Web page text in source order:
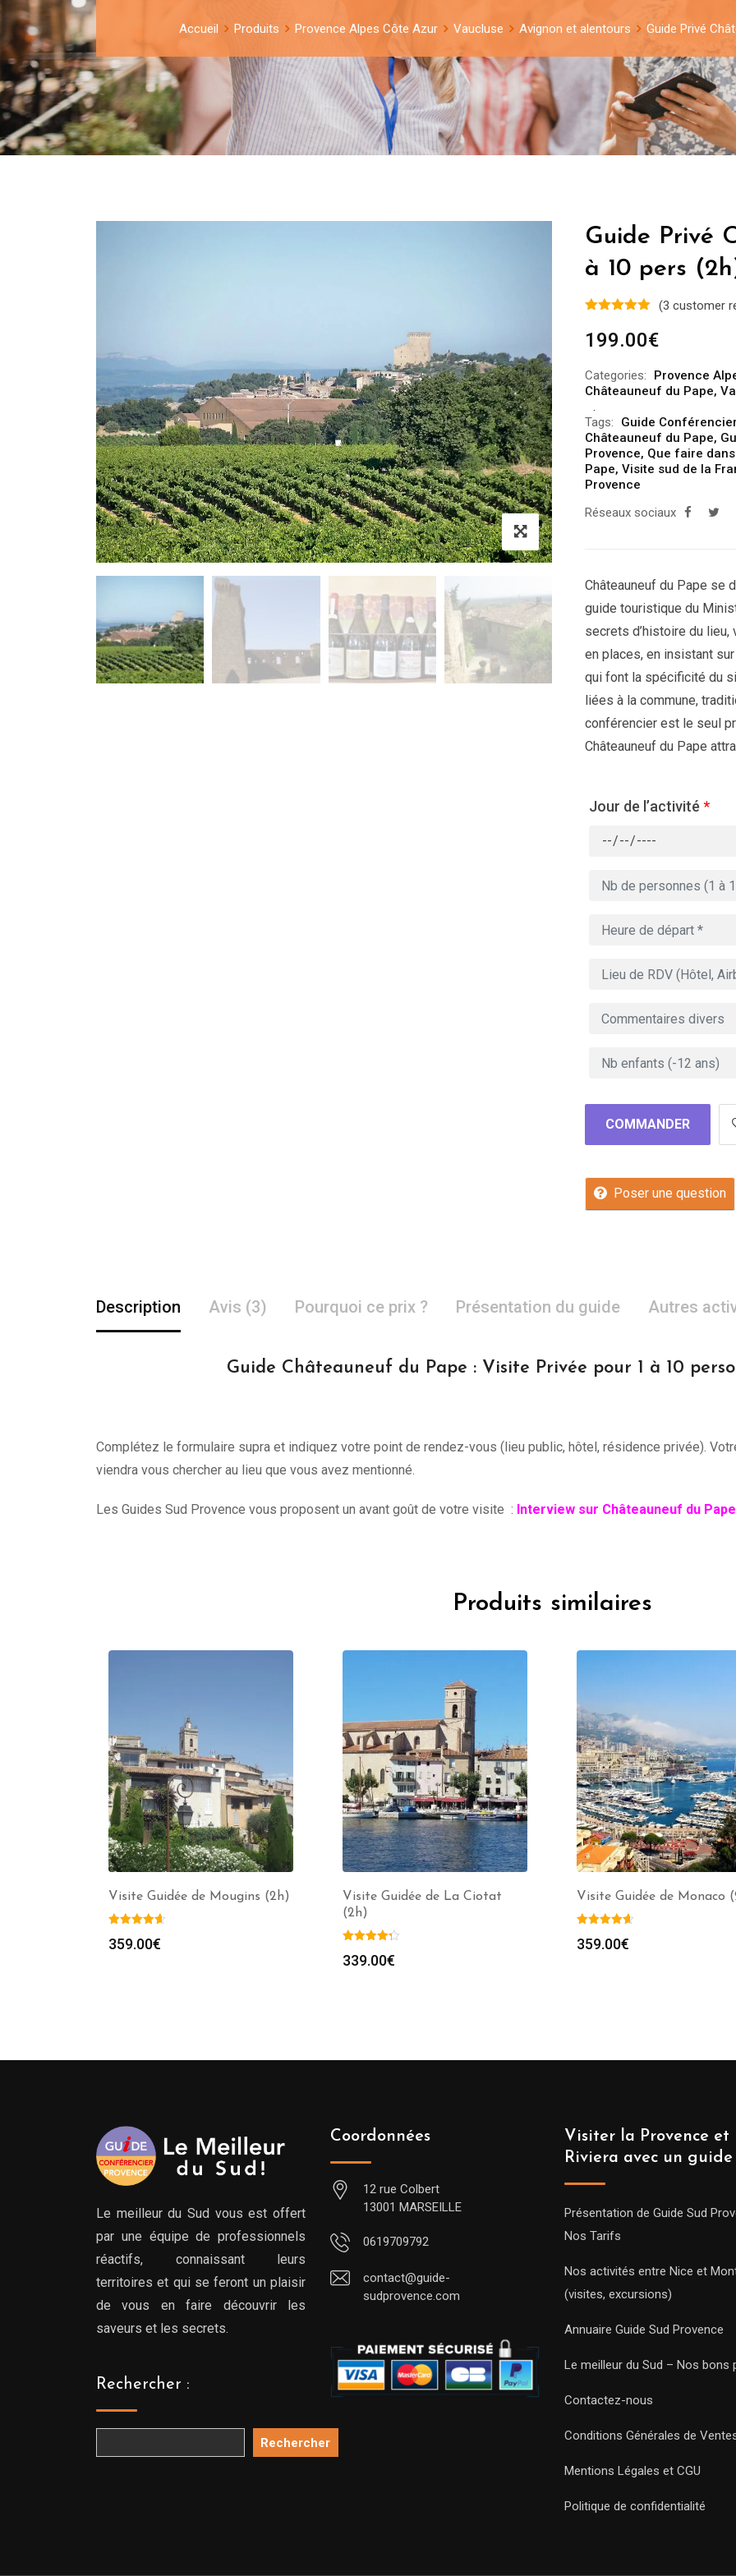
Accueil Produits Provence Alpes Côte Azur Vaucluse Avignon et alentours Guide Privé
Guide Privé
à 10 pers
(3 customer
199.00€
Categories:
Provence
Châteauneuf du Pape,
Tags:
Guide
Châteauneuf du Pape,
Provence, Que faire
Pape, Visite sud de la
Provence
Réseaux sociaux
Châteauneuf du Pape se
guide touristique du
secrets d’histoire du
en places, en insistant
qui font la spécificité du
liées à la commune,
conférencier est le seul
Châteauneuf du Pape
Jour de l’activité *
COMMANDER
Poser une question
Description Avis (3) Pourquoi ce prix ? Présentation du guide Autres
Guide Châteauneuf du Pape : Visite Privée pour 1 à 10
Complétez le formulaire supra et indiquez votre point de rendez-vous (lieu public, hôtel, résidence privée).
viendra vous chercher au lieu que vous avez mentionné.
Les Guides Sud Provence vous proposent un avant goût de votre visite : Interview sur Châteauneuf du Pape
Produits similaires
Visite Guidée de Mougins (2h)
359.00€
Visite Guidée de La Ciotat
(2h)
339.00€
Visite Guidée de Monaco
359.00€
Le meilleur du Sud vous est offert
par une équipe de professionnels
réactifs, connaissant leurs
territoires et qui se feront un plaisir
de vous en faire découvrir les
saveurs et les secrets.
Rechercher :
Rechercher
Coordonnées
12 rue Colbert
13001 MARSEILLE
0619709792
contact@guide-
sudprovence.com
Visiter la Provence et
Riviera avec un guide
Présentation de Guide Sud
Nos Tarifs
Nos activités entre Nice et
(visites, excursions)
Annuaire Guide Sud Provence
Le meilleur du Sud – Nos bons
Contactez-nous
Conditions Générales de
Mentions Légales et CGU
Politique de confidentialité